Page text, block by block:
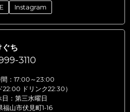
Instagram
ち
3110
：17:00～23:00
22:00 ドリンク22:30）
日：第三水曜日
福山市伏見町1-16